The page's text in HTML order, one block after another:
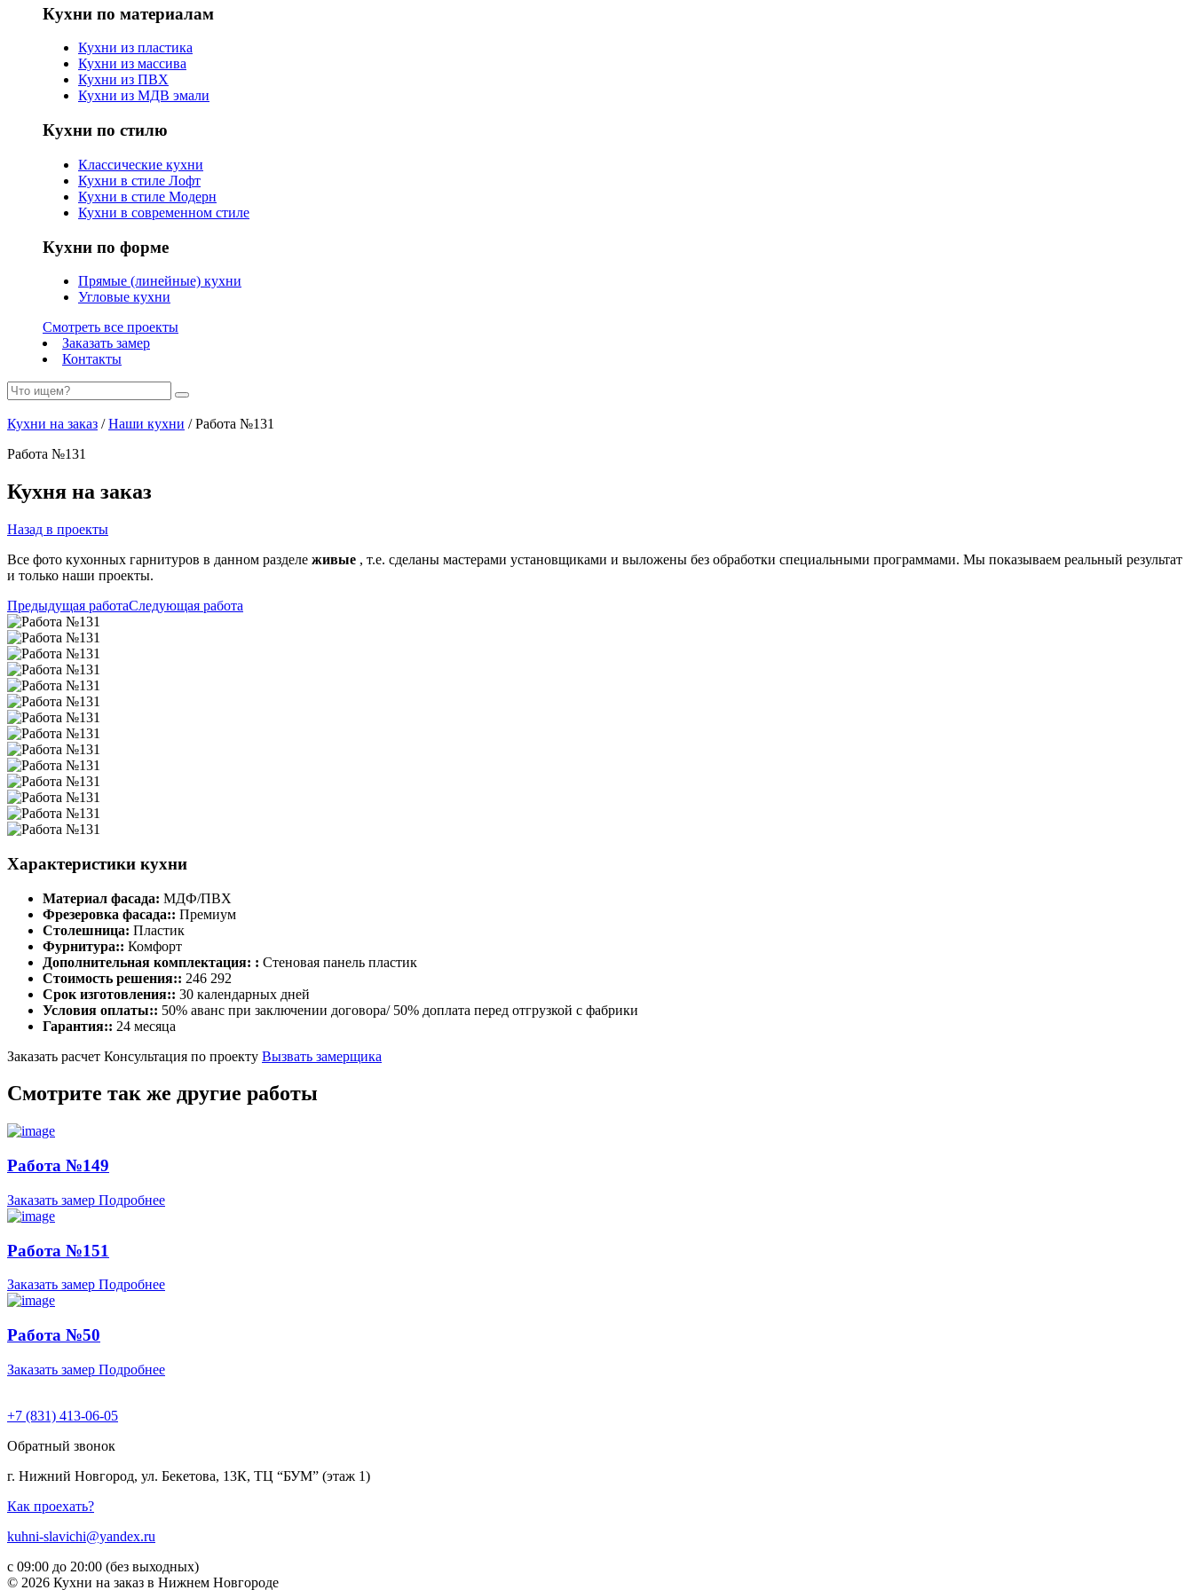
Кухни по материалам
Кухни из пластика
Кухни из массива
Кухни из ПВХ
Кухни из МДВ эмали
Кухни по стилю
Классические кухни
Кухни в стиле Лофт
Кухни в стиле Модерн
Кухни в современном стиле
Кухни по форме
Прямые (линейные) кухни
Угловые кухни
Смотреть все проекты
Заказать замер
Контакты
Кухни на заказ /Наши кухни / Работа №131
Работа №131
Кухня на заказ
Назад в проекты
Все фото кухонных гарнитуров в данном разделе живые , т.е. сделаны мастерами установщиками и выложены без обработки специальными программами. Мы показываем реальный результат
и только наши проекты.
Предыдущая работаСледующая работа
Характеристики кухни
Материал фасада: МДФ/ПВХ
Фрезеровка фасада:: Премиум
Столешница: Пластик
Фурнитура:: Комфорт
Дополнительная комплектация: : Стеновая панель пластик
Стоимость решения:: 246 292
Срок изготовления:: 30 календарных дней
Условия оплаты:: 50% аванс при заключении договора/ 50% доплата перед отгрузкой с фабрики
Гарантия:: 24 месяца
Заказать расчет Консультация по проекту Вызвать замерщика
Смотрите так же другие работы
Работа №149
Заказать замер Подробнее
Работа №151
Заказать замер Подробнее
Работа №50
Заказать замер Подробнее
+7 (831) 413-06-05
Обратный звонок
г. Нижний Новгород, ул. Бекетова, 13К, ТЦ “БУМ” (этаж 1)
Как проехать?
kuhni-slavichi@yandex.ru
с 09:00 до 20:00 (без выходных)
© 2026 Кухни на заказ в Нижнем Новгороде